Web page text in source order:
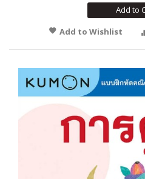
Add to
Add to Wishlist